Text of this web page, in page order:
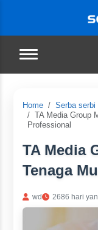
Home
Serba serbi
TA Media Group
Professional
TA Media
Tenaga
wd 2686 hari